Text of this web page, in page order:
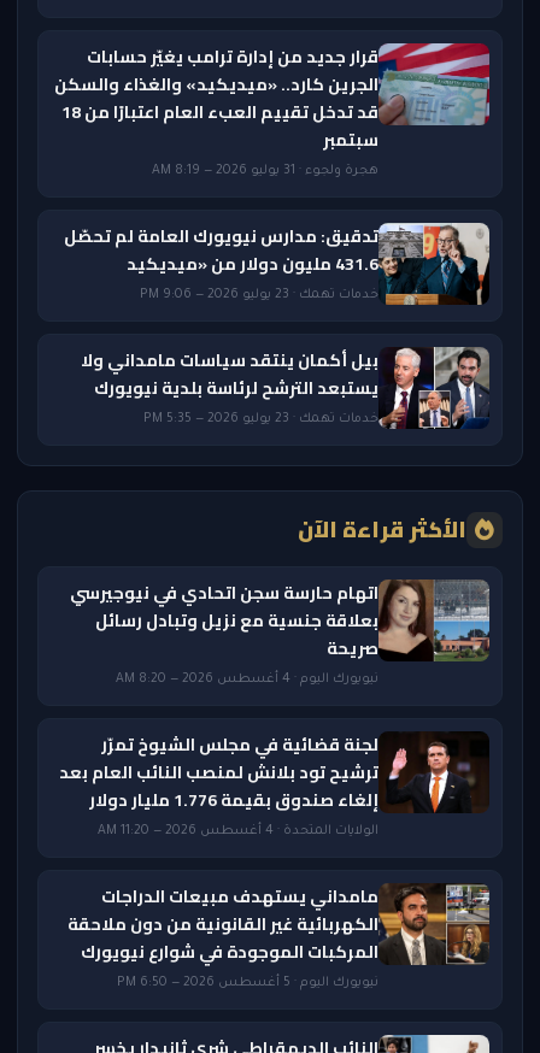
قرار جديد من إدارة ترامب يغيّر حسابات
الجرين كارد.. «ميديكيد» والغذاء والسكن
قد تدخل تقييم العبء العام اعتبارًا من 18
سبتمبر
هجرة ولجوء · 31 يوليو 2026 — 8:19 AM
تدقيق: مدارس نيويورك العامة لم تحصّل
431.6 مليون دولار من «ميديكيد
خدمات تهمك · 23 يوليو 2026 — 9:06 PM
بيل أكمان ينتقد سياسات مامداني ولا
يستبعد الترشح لرئاسة بلدية نيويورك
خدمات تهمك · 23 يوليو 2026 — 5:35 PM
الأكثر قراءة الآن
اتهام حارسة سجن اتحادي في نيوجيرسي
بعلاقة جنسية مع نزيل وتبادل رسائل
صريحة
نيويورك اليوم · 4 أغسطس 2026 — 8:20 AM
لجنة قضائية في مجلس الشيوخ تمرّر
ترشيح تود بلانش لمنصب النائب العام بعد
إلغاء صندوق بقيمة 1.776 مليار دولار
الولايات المتحدة · 4 أغسطس 2026 — 11:20 AM
مامداني يستهدف مبيعات الدراجات
الكهربائية غير القانونية من دون ملاحقة
المركبات الموجودة في شوارع نيويورك
نيويورك اليوم · 5 أغسطس 2026 — 6:50 PM